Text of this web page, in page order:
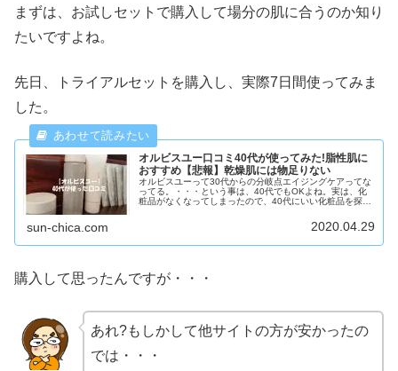
まずは、お試しセットで購入して場分の肌に合うのか知り
たいですよね。
先日、トライアルセットを購入し、実際7日間使ってみま
した。
オルビスユー口コミ40代が使ってみた!脂性肌に
おすすめ【悲報】乾燥肌には物足りない
オルビスユーって30代からの分岐点エイジングケアってな
ってる。・・・という事は、40代でもOKよね。実は、化
粧品がなくなってしまったので、40代にいい化粧品を探し
sun-chica.com 2020.04.29
購入して思ったんですが・・・
あれ?もしかして他サイトの方が安かったの
では・・・